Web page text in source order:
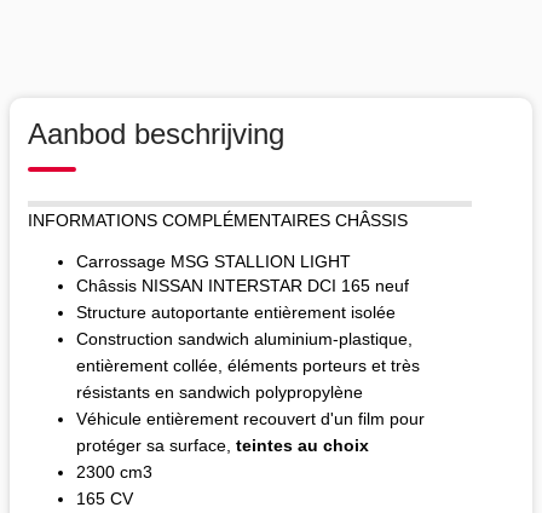
Aanbod beschrijving
INFORMATIONS COMPLÉMENTAIRES CHÂSSIS
Carrossage MSG STALLION LIGHT
Châssis NISSAN INTERSTAR DCI 165 neuf
Structure autoportante entièrement isolée
Construction sandwich aluminium-plastique,
entièrement collée, éléments porteurs et très
résistants en sandwich polypropylène
Véhicule entièrement recouvert d'un film pour
protéger sa surface, teintes au choix
2300 cm3
165 CV